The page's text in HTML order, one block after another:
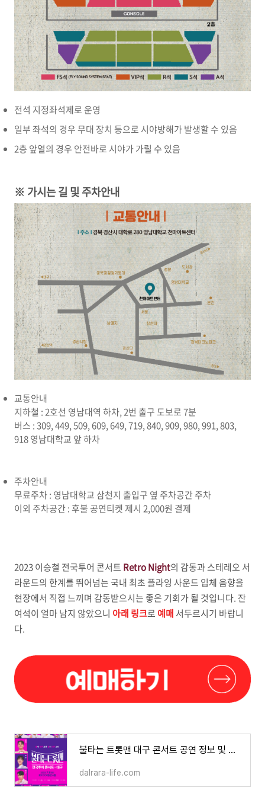
전석 지정좌석제로 운영
일부 좌석의 경우 무대 장치 등으로 시야방해가 발생할 수 있음
2층 앞열의 경우 안전바로 시야가 가릴 수 있음
※ 가시는 길 및 주차안내
교통안내
지하철 : 2호선 영남대역 하차, 2번 출구 도보로 7분
버스 : 309, 449, 509, 609, 649, 719, 840, 909, 980, 991, 803,
918 영남대학교 앞 하차
주차안내
무료주차 : 영남대학교 삼천지 출입구 옆 주차공간 주차
이외 주차공간 : 후불 공연티켓 제시 2,000원 결제
2023 이승철 전국투어 콘서트 Retro Night의 감동과 스테레오 서
라운드의 한계를 뛰어넘는 국내 최초 플라잉 사운드 입체 음향을
현장에서 직접 느끼며 감동받으시는 좋은 기회가 될 것입니다. 잔
여석이 얼마 남지 않았으니 아래 링크로 예매 서두르시기 바랍니
다.
불타는 트롯맨 대구 콘서트 공연 정보 및 예매 방법, 예매 할인하기
dalrara-life.com